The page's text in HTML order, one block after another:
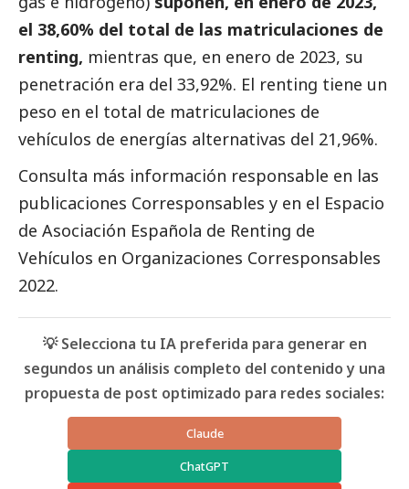
el 38,60% del total de las matriculaciones de
renting, mientras que, en enero de 2023, su
penetración era del 33,92%. El renting tiene un
peso en el total de matriculaciones de
vehículos de energías alternativas del 21,96%.
Consulta más información responsable en las
publicaciones Corresponsables y en el Espacio
de Asociación Española de Renting de
Vehículos en Organizaciones Corresponsables
2022.
💡 Selecciona tu IA preferida para generar en
segundos un análisis completo del contenido y una
propuesta de post optimizado para redes sociales:
Claude
ChatGPT